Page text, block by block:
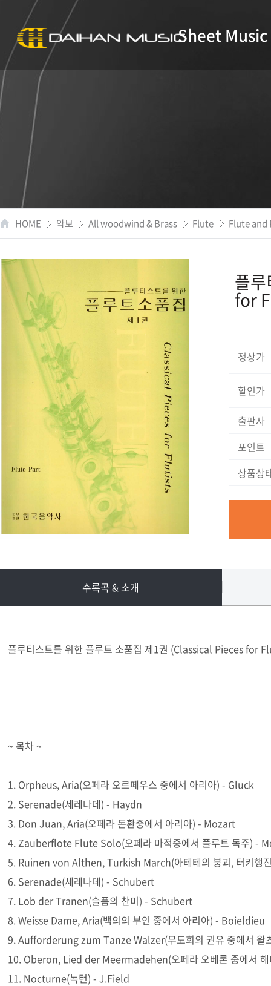
Sheet Music
HOME 악보 All woodwind & Brass Flute Flute and
플
for
정상가
할인가
출판사
포인트
상품상
수록곡 & 소개
플루티스트를 위한 플루트 소품집 제1권 (Classical Pieces
~ 목차 ~
1. Orpheus, Aria(오페라 오르페우스 중에서 아리아) - Gluck
2. Serenade(세레나데) - Haydn
3. Don Juan, Aria(오페라 돈환중에서 아리아) - Mozart
4. Zauberflote Flute Solo(오페라 마적중에서 플루트 독주) -
5. Ruinen von Althen, Turkish March(아테테의 붕괴, 터키행
6. Serenade(세레나데) - Schubert
7. Lob der Tranen(슬픔의 찬미) - Schubert
8. Weisse Dame, Aria(백의의 부인 중에서 아리아) - Boieldieu
9. Aufforderung zum Tanze Walzer(무도회의 권유 중에서 왈
10. Oberon, Lied der Meermadehen(오페라 오베론 중에서
11. Nocturne(녹턴) - J.Field